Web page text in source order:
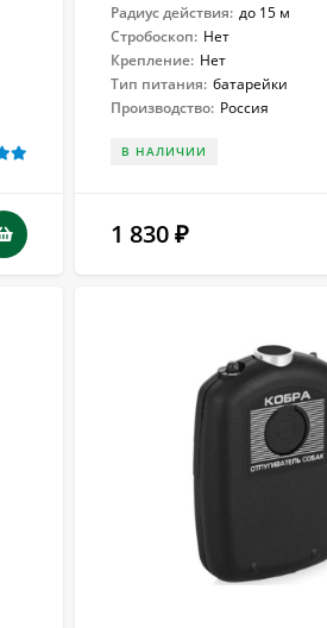
Радиус действия: до 15 м
Стробоскоп: Нет
Крепление: Нет
Тип питания: батарейки
Производство: Россия
В НАЛИЧИИ
1 830₽